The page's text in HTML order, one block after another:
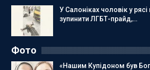
У Салоніках чоловік у
зупинити ЛГБТ-прайд,…
Фото
«Нашим Купідоном був